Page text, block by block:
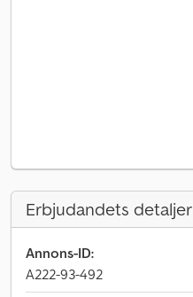
Erbjudandets detaljer
Annons-ID:
A222-93-492